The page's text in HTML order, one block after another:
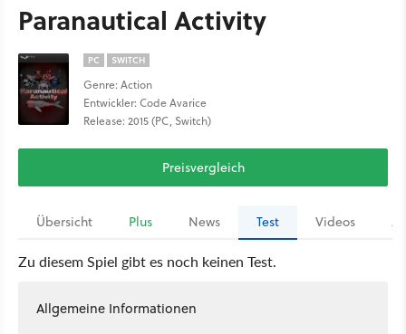
Paranautical Activity
PC SWITCH
Genre: Action
Entwickler: Code Avarice
Release: 2015 (PC, Switch)
Preisvergleich
Übersicht Plus News Test Videos
Zu diesem Spiel gibt es noch keinen Test.
Allgemeine Informationen